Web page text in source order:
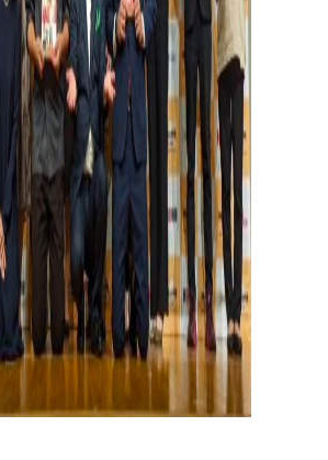
パン先生たち。あなたの街のパン教
を探そう！